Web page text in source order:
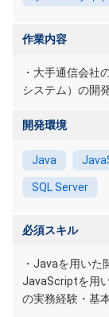
作業内容
・大手通信会社
システム）の開
開発環境
Java
SQL Server
必須スキル
・Javaを用いた
JavaScriptを用
の実務経験・基